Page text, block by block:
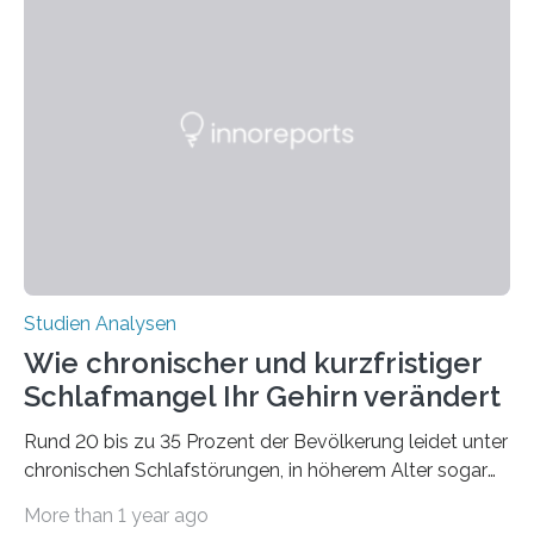
derzeitigen Verbreitungsgebiets bis zum Jahr 2100
Studien Analysen
Wie chronischer und kurzfristiger
Schlafmangel Ihr Gehirn verändert
Rund 20 bis zu 35 Prozent der Bevölkerung leidet unter
chronischen Schlafstörungen, in höherem Alter sogar
Erwachsene kennt zudem ein kurzfristiges Schlafdefizit:
More than 1 year ago